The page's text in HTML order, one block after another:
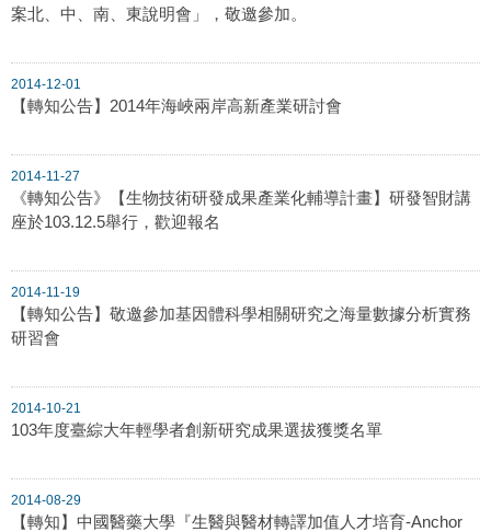
案北、中、南、東說明會」，敬邀參加。
2014-12-01
【轉知公告】2014年海峽兩岸高新產業研討會
2014-11-27
《轉知公告》【生物技術研發成果產業化輔導計畫】研發智財講
座於103.12.5舉行，歡迎報名
2014-11-19
【轉知公告】敬邀參加基因體科學相關研究之海量數據分析實務
研習會
2014-10-21
103年度臺綜大年輕學者創新研究成果選拔獲獎名單
2014-08-29
【轉知】中國醫藥大學『生醫與醫材轉譯加值人才培育-Anchor